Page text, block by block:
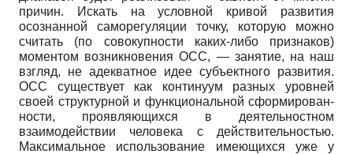
причин. Искать на условной кривой развития
осознанной саморегуляции точку, которую можно
считать (по совокупности каких-либо признаков)
моментом возникновения ОСС, — занятие, на наш
взгляд, не адекватное идее субъектного развития.
ОСС существует как континуум разных уровней
своей структурной и функциональной сформирован-
ности, проявляющихся в деятельностном
взаимодействии человека с действительностью.
Максимальное использование имеющихся уже у